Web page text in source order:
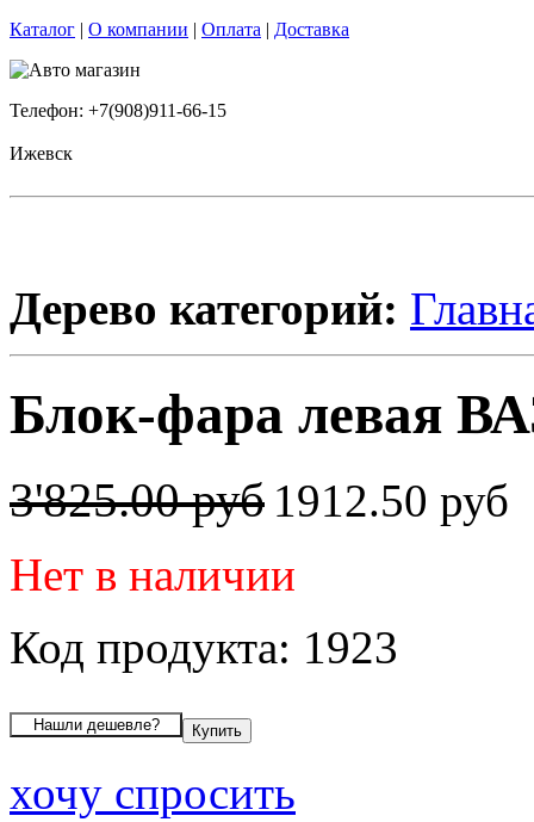
Каталог | О компании | Оплата | Доставка
Телефон: +7(908)911-66-15
Ижевск
Дерево категорий:
Блок-фара левая
3'825.00 руб 1912.50 руб
Нет в наличии
Код продукта: 1923
хочу спросить